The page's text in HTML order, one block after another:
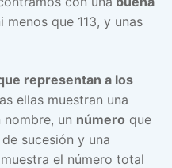
menos que 113, y unas
representan a los
ellas muestran una
nombre, un número que
sucesión y una
el número total